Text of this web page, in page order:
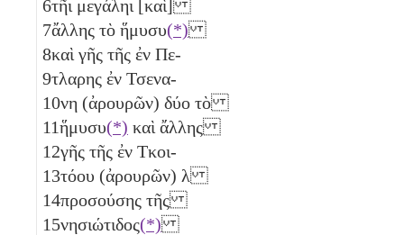
6τῆι μεγάληι [καὶ]
7ἄλλης τὸ ἥμυσυ(*)
8καὶ γῆς τῆς ἐν Πε-
9τλαρης ἐν Τσενα-
10νη (ἀρουρῶν) δύο τὸ
11ἥμυσυ(*) καὶ ἄλλης
12γῆς τῆς ἐν Τκοι-
13τόου (ἀρουρῶν) λ
14προσούσης τῆς
15νησιώτιδος(*)